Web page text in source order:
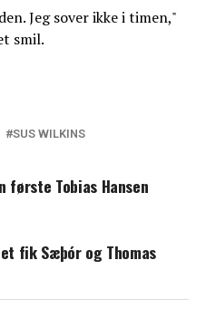
Jeg sover ikke i timen,"
smil.
Vang hver måned
SUS WILKINS
første Tobias Hansen
fik Sæþór og Thomas